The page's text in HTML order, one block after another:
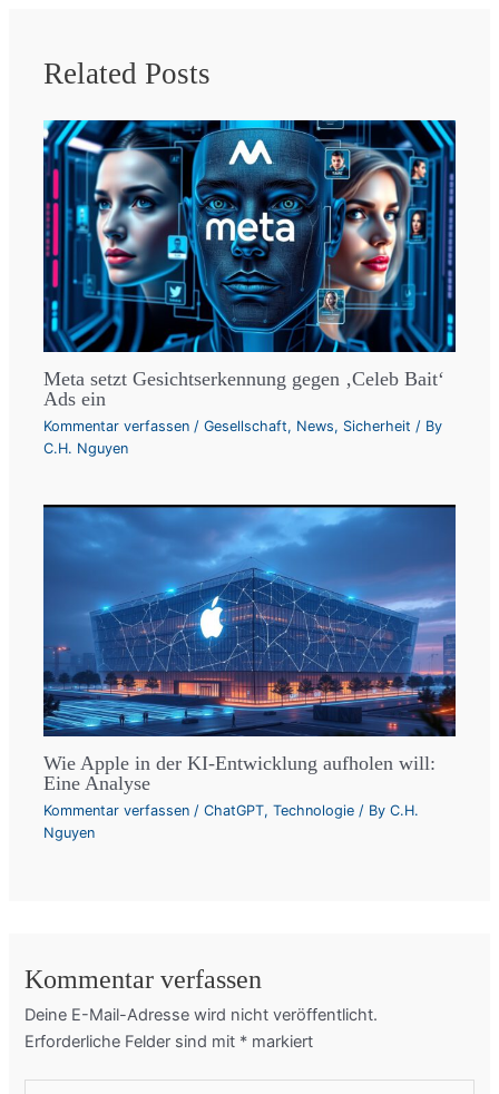
Related Posts
Meta setzt Gesichtserkennung gegen ‚Celeb Bait‘
Ads ein
Kommentar verfassen /Gesellschaft, News, Sicherheit / By
C.H. Nguyen
Wie Apple in der KI-Entwicklung aufholen will:
Eine Analyse
Kommentar verfassen /ChatGPT,Technologie / ByC.H.
Nguyen
Kommentar verfassen
Deine E-Mail-Adresse wird nicht veröffentlicht.
Erforderliche Felder sind mit * markiert